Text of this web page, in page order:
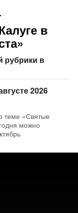
в
рубрики в
2026
теме «Святые
можно